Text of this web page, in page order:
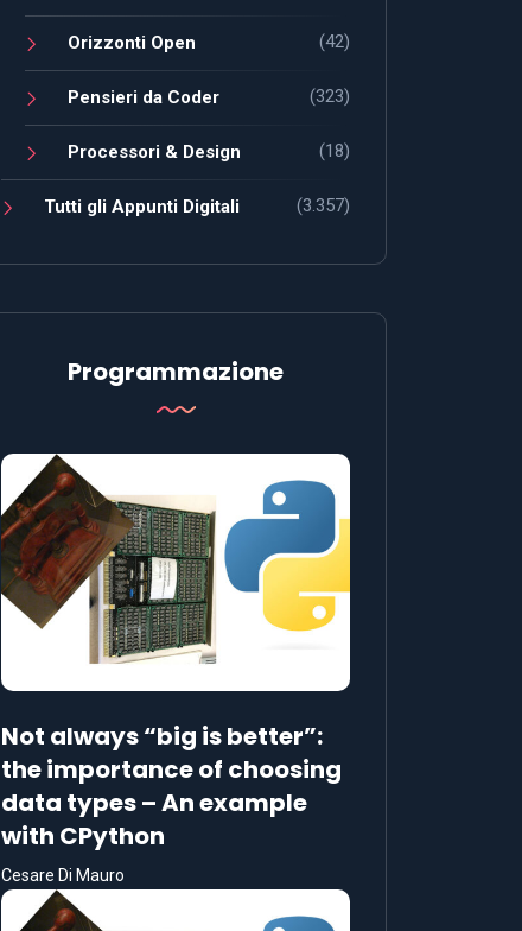
Orizzonti Open (42)
Pensieri da Coder (323)
Processori & Design (18)
Tutti gli Appunti Digitali (3.357)
Programmazione
Not always “big is better”:
the importance of choosing
data types – An example
with CPython
Cesare Di Mauro